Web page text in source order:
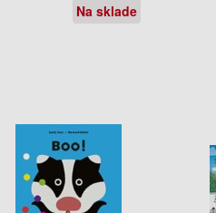
Na sklade